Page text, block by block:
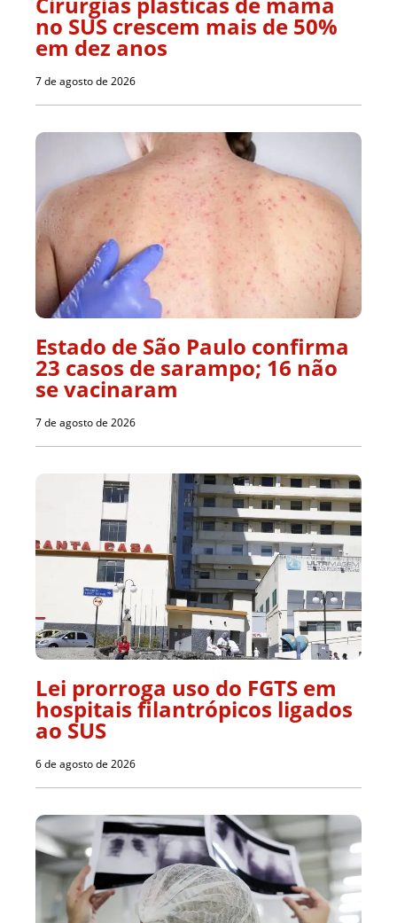
no SUS crescem mais de 50%
em dez anos
7 de agosto de 2026
Estado de São Paulo confirma
23 casos de sarampo; 16 não
se vacinaram
7 de agosto de 2026
Lei prorroga uso do FGTS em
hospitais filantrópicos ligados
ao SUS
6 de agosto de 2026